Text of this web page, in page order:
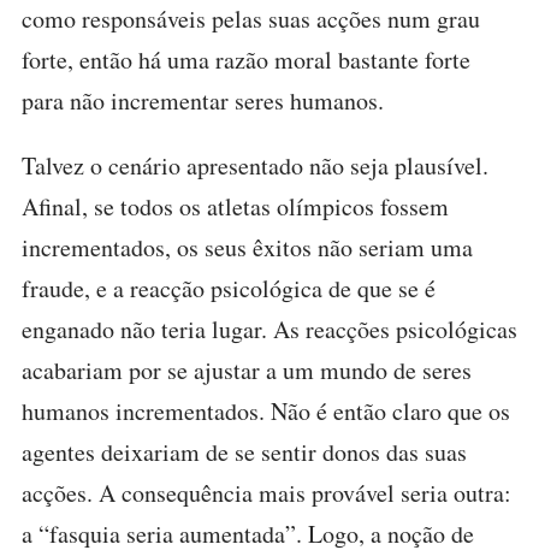
como responsáveis pelas suas acções num grau
forte, então há uma razão moral bastante forte
para não incrementar seres humanos.
Talvez o cenário apresentado não seja plausível.
Afinal, se todos os atletas olímpicos fossem
incrementados, os seus êxitos não seriam uma
fraude, e a reacção psicológica de que se é
enganado não teria lugar. As reacções psicológicas
acabariam por se ajustar a um mundo de seres
humanos incrementados. Não é então claro que os
agentes deixariam de se sentir donos das suas
acções. A consequência mais provável seria outra:
a “fasquia seria aumentada”. Logo, a noção de